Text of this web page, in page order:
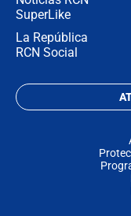
SuperLike
La República
RCN Social